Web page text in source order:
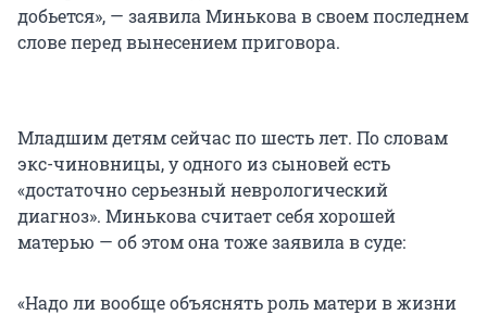
добьется», — заявила Минькова в своем последнем
слове перед вынесением приговора.
Младшим детям сейчас по шесть лет. По словам
экс-чиновницы, у одного из сыновей есть
«достаточно серьезный неврологический
диагноз». Минькова считает себя хорошей
матерью — об этом она тоже заявила в суде:
«Надо ли вообще объяснять роль матери в жизни